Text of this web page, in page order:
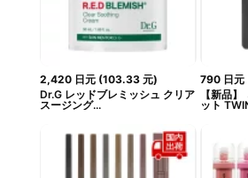
2,420 日元(103.33 元)
Dr.G レッドブレミッシュ クリア
スージング...
790 日元
【新品
ット